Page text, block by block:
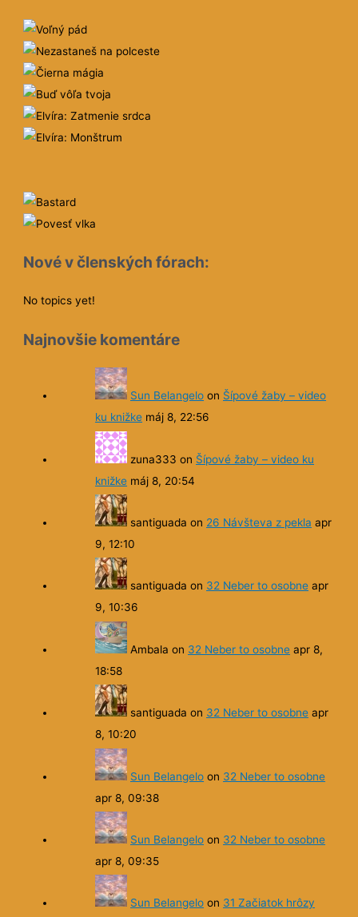
Nové v členských fórach:
No topics yet!
Najnovšie komentáre
Sun Belangelo on Šípové žaby – video
ku knižke máj 8, 22:56
zuna333 on Šípové žaby – video ku
knižke máj 8, 20:54
santiguada on 26 Návšteva z pekla apr
9, 12:10
santiguada on 32 Neber to osobne apr
9, 10:36
Ambala on 32 Neber to osobne apr 8,
18:58
santiguada on 32 Neber to osobne apr
8, 10:20
Sun Belangelo on 32 Neber to osobne
apr 8, 09:38
Sun Belangelo on 32 Neber to osobne
apr 8, 09:35
Sun Belangelo on 31 Začiatok hrôzy